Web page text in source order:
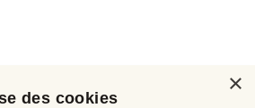
×
des cookies